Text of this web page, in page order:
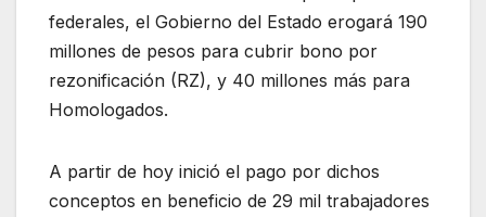
federales, el Gobierno del Estado erogará 190
millones de pesos para cubrir bono por
rezonificación (RZ), y 40 millones más para
Homologados.
A partir de hoy inició el pago por dichos
conceptos en beneficio de 29 mil trabajadores